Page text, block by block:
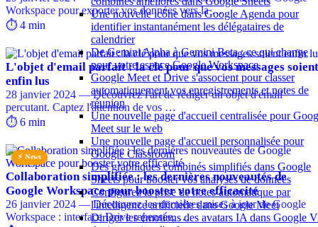
Une nouvelle icône dans Google Agenda pour
identifier instantanément les délégataires de
calendrier
De Gemini Alpha à Gemini Beta : ce qui change
pour votre espace Google Workspace
Google Meet et Drive s'associent pour classer
automatiquement vos enregistrements et notes de
réunion
Une nouvelle page d'accueil centralisée pour
Meet sur le web
Une nouvelle page d'accueil personnalisée pour
Google Classroom
Des graphiques combinés simplifiés dans Google
Sheets pour booster vos analyses de données
Configurez la prise de notes automatique par
l'intelligence artificielle dans Google Meet
Diriger les émotions des avatars IA dans Google
Workspace pour exporter vos données vers la …
⏱️ 4 min
L'objet d'email parfait : la clé pour que vos messages soient
enfin lus
28 janvier 2024 — Découvrez l'art de rédiger un objet d'email
percutant. Captez l'attention de vos …
⏱️ 6 min
⚡ News
Collaboration simplifiée : les dernières nouveautés de
Google Workspace pour booster votre efficacité
26 janvier 2024 — Découvrez les dernières mises à jour de Google
Workspace : interface Drive repensée, …